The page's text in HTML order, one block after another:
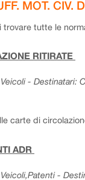
MOT. CIV.
trovare tutte le
RITIRATE
- Destinatari:
carte di
ADR
-